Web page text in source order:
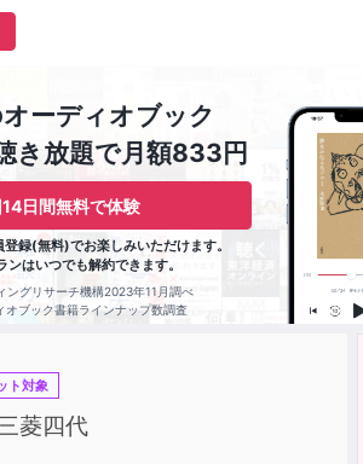
ーディオブック
き放題で月額833円
日間無料で体験
録(無料)でお楽しみいただけます。
ンはいつでも解約できます。
ングリサーチ機構2023年11月調べ
オブック書籍ラインナップ数調査
ト対象
菱四代